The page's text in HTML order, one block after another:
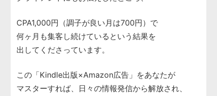
CPA1,000円（調子が良い月は700円）で
何ヶ月も集客し続けているという結果を
出してくださっています。
この「Kindle出版×Amazon広告」をあなたが
マスターすれば、日々の情報発信から解放され、